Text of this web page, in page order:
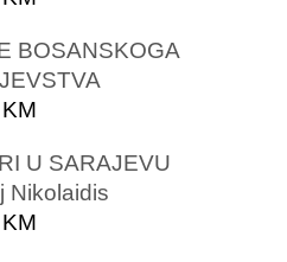
BOSANSKOGA
KM
U SARAJEVU
Nikolaidis
KM